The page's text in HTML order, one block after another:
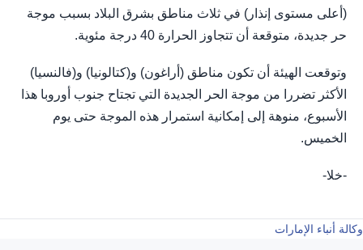
(أعلى مستوى إنذار) في ثلاث مناطق بشرق البلاد بسبب موجة
حر جديدة، متوقعة أن تتجاوز الحرارة 40 درجة مئوية.
وتوقعت الهيئة أن تكون مناطق (أراغون) و(كتالونيا) و(فالنسيا)
الأكثر تضررا من موجة الحر الجديدة التي تجتاح جنوب أوروبا هذا
الأسبوع، منوهة إلى إمكانية استمرار هذه الموجة حتى يوم
الخميس.
-خلا-
وكالة أنباء الإمارات